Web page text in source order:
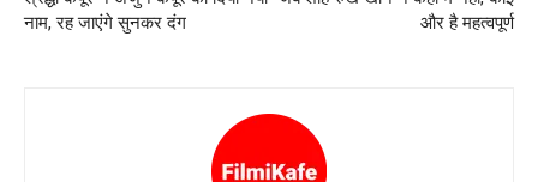
नाम, रह जाएंगे सुनकर दंग
और है महत्‍वपूर्ण